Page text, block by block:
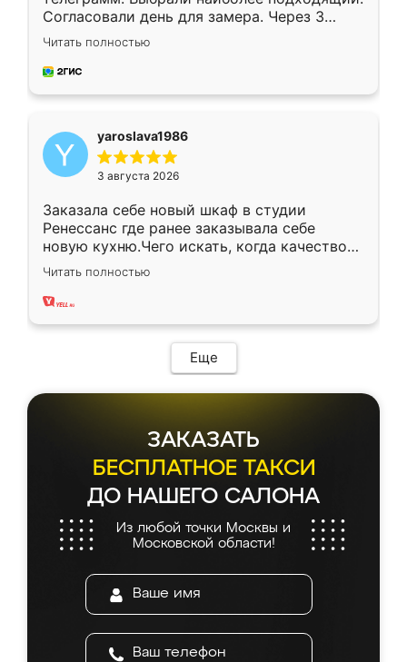
Согласовали день для замера. Через 3
недели кухня была уже готова. Остались
довольны работой. Спасибо Ренессанс
мебель за качественную работу!
Читать полностью
yaroslava1986
3 августа 2026
Заказала себе новый шкаф в студии
Ренессанс где ранее заказывала себе
новую кухню.Чего искать, когда качеством
вполне довольна. Служит кухня уже почти
два года, нареканий нет.
Читать полностью
Еще
ЗАКАЗАТЬ
БЕСПЛАТНОЕ ТАКСИ
ДО НАШЕГО САЛОНА
Из любой точки Москвы и
Московской области!